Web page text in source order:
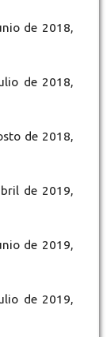
de 2018,
de 2018,
de 2018,
de 2019,
de 2019,
de 2019,